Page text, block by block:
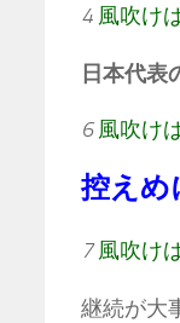
4 風吹け
日本代表
6 風吹け
控えめ
7 風吹け
継続が大